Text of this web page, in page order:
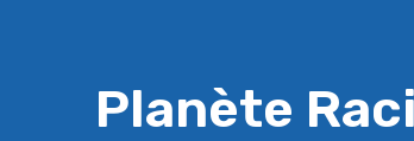
Planète